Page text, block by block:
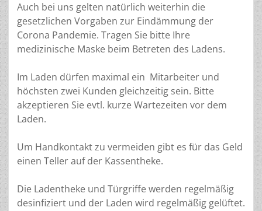
Auch bei uns gelten natürlich weiterhin die
gesetzlichen Vorgaben zur Eindämmung der
Corona Pandemie. Tragen Sie bitte Ihre
medizinische Maske beim Betreten des Ladens.
Im Laden dürfen maximal ein Mitarbeiter und
höchsten zwei Kunden gleichzeitig sein. Bitte
akzeptieren Sie evtl. kurze Wartezeiten vor dem
Laden.
Um Handkontakt zu vermeiden gibt es für das Geld
einen Teller auf der Kassentheke.
Die Ladentheke und Türgriffe werden regelmäßig
desinfiziert und der Laden wird regelmäßig gelüftet.